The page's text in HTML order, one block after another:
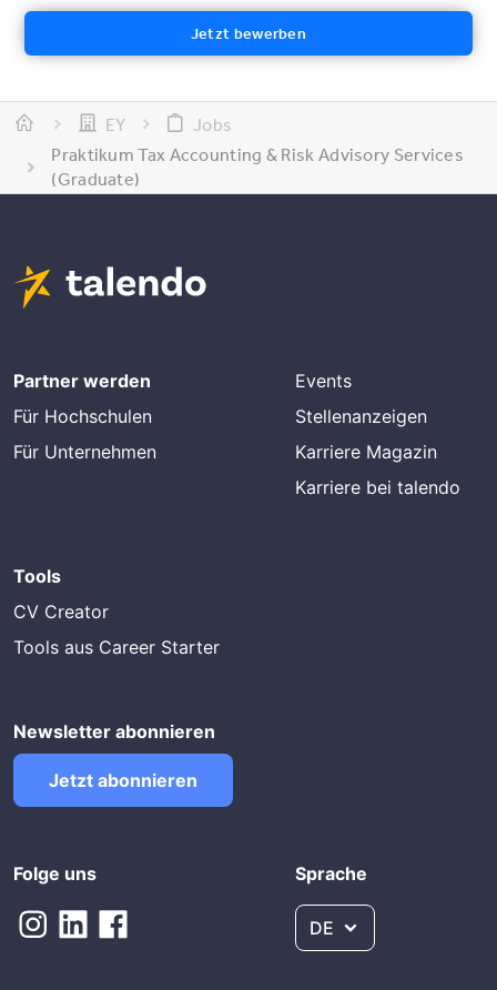
Jetzt bewerben
EY
Jobs
Praktikum Tax Accounting & Risk Advisory Services
(Graduate)
Partner werden
Für Hochschulen
Für Unternehmen
Events
Stellenanzeigen
Karriere Magazin
Karriere bei talendo
Tools
CV Creator
Tools aus Career Starter
Newsletter abonnieren
Jetzt abonnieren
Folge uns Sprache
DE